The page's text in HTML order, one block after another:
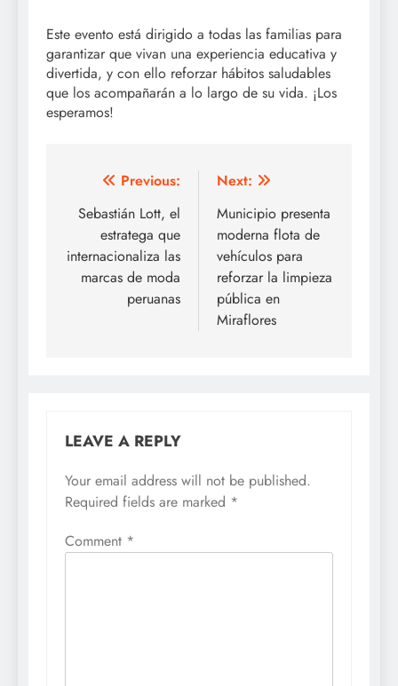
Este evento está dirigido a todas las familias para
garantizar que vivan una experiencia educativa y
divertida, y con ello reforzar hábitos saludables
que los acompañarán a lo largo de su vida. ¡Los
esperamos!
Post
navigation
Previous:
Sebastián Lott, el
estratega que
internacionaliza las
marcas de moda
peruanas
Next:
Municipio presenta
moderna flota de
vehículos para
reforzar la limpieza
pública en
Miraflores
LEAVE A REPLY
Your email address will not be published.
Required fields are marked *
Comment *